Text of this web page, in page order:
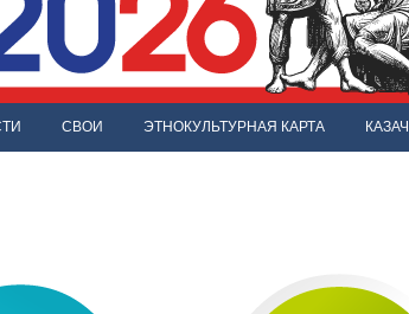
СВОИ ЭТНОКУЛЬТУРНАЯ КАРТА